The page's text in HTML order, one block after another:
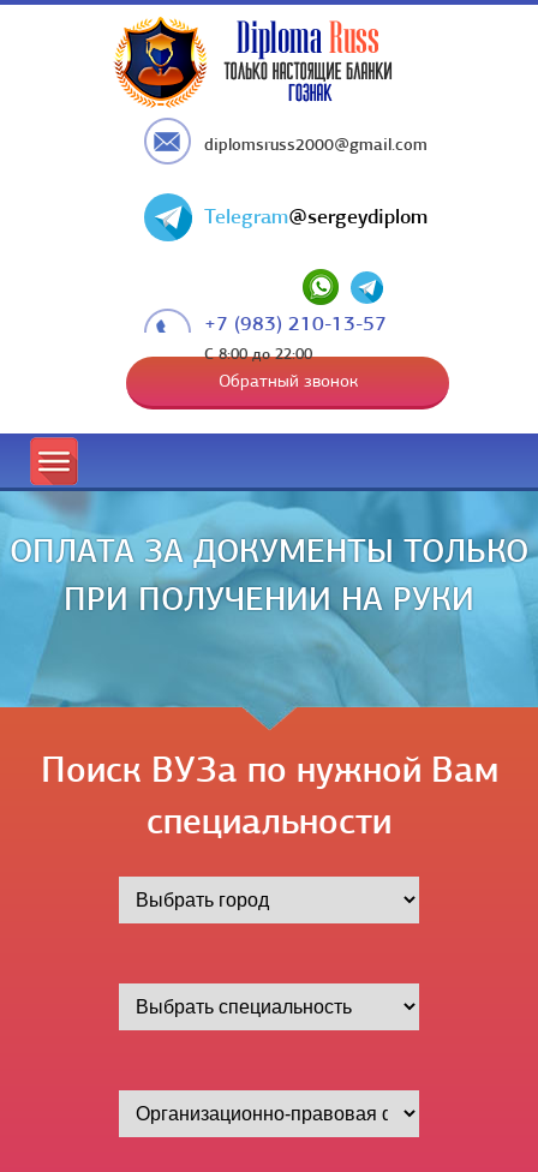
diplomsruss2000@gmail.com
Telegram@sergeydiplom
+7 (983) 210-13-57
С 8:00 до 22:00
Обратный звонок
ОПЛАТА ЗА ДОКУМЕНТЫ ТОЛЬКО
ПРИ ПОЛУЧЕНИИ НА РУКИ
Поиск ВУЗа по нужной Вам
специальности